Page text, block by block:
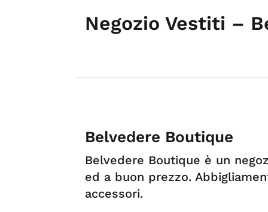
Negozio Vestiti –
Belvedere Boutique
Belvedere Boutique è un
ed a buon prezzo.
accessori.